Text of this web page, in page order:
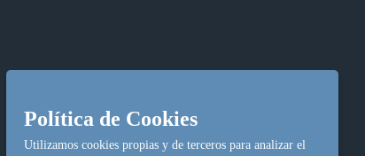
Política de Cookies
Utilizamos cookies propias y de terceros para analizar el